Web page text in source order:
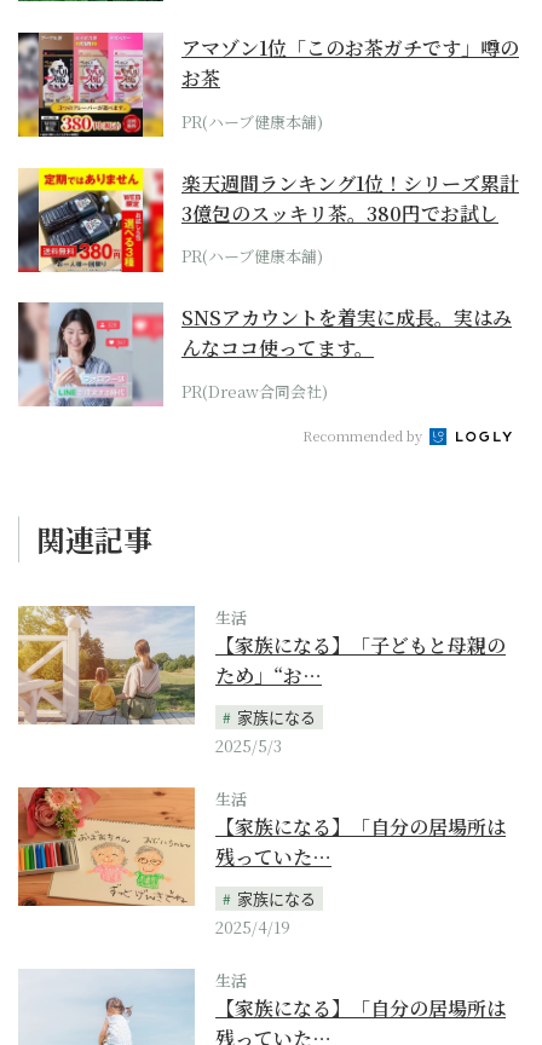
アマゾン1位「このお茶ガチです」噂の
お茶
PR(ハーブ健康本舗)
楽天週間ランキング1位！シリーズ累計
3億包のスッキリ茶。380円でお試し
PR(ハーブ健康本舗)
SNSアカウントを着実に成長。実はみ
んなココ使ってます。
PR(Dreaw合同会社)
Recommended by
関連記事
生活
【家族になる】「子どもと母親の
ため」“お…
家族になる
2025/5/3
生活
【家族になる】「自分の居場所は
残っていた…
家族になる
2025/4/19
生活
【家族になる】「自分の居場所は
残っていた…